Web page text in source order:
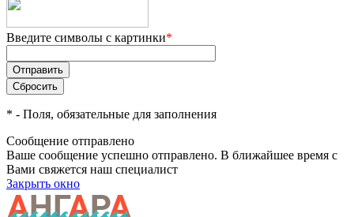
Введите символы с картинки*
* - Поля, обязательные для заполнения
Сообщение отправлено
Ваше сообщение успешно отправлено. В ближайшее время с
Вами свяжется наш специалист
Закрыть окно